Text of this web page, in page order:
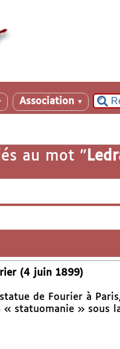
Association ▼
au mot "
(4 juin 1899)
de Fourier à
« statuomanie » sous